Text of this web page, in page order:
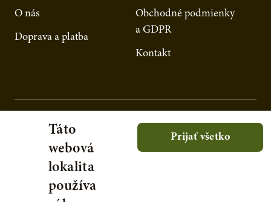
O nás
Doprava a platba
Obchodné podmienky
a GDPR
Kontakt
Táto
webová
lokalita
používa
Prijať všetko